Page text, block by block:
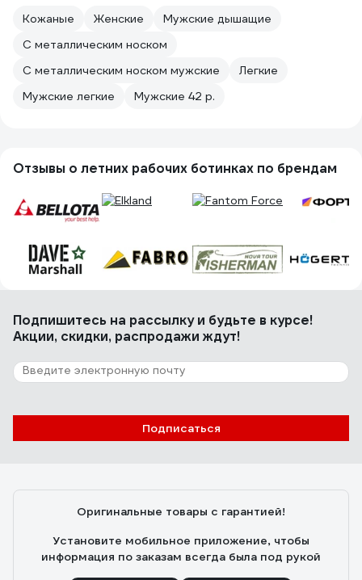
Кожаные Женские
Мужские дышащие
С металлическим носком
С металлическим носком мужские
Легкие
Мужские легкие
Мужские 42 р.
Отзывы о летних рабочих ботинках по брендам
Подпишитесь на рассылкуи будьте в курсе!
Акции, скидки, распродажи ждут!
Подписаться
Оригинальные товары с гарантией!
Установите мобильное приложение, чтобы
информация по заказам всегда была под рукой